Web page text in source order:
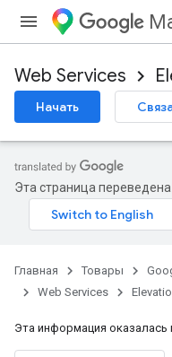
Web Services
Начать
Эта страница
Главная Товары
Web Services
Эта информация оказалась